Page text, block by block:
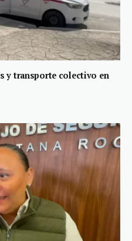
y transporte colectivo en